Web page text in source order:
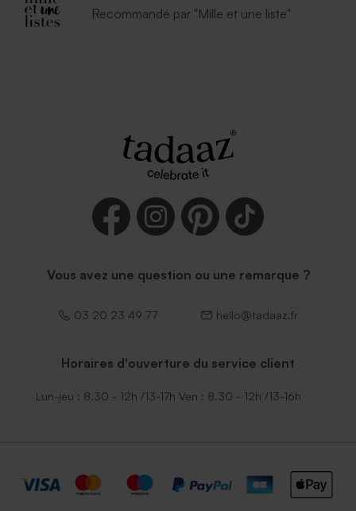
Recommandé par "Mille et une liste"
Vous avez une question ou une remarque ?
03 20 23 49 77 hello@tadaaz.fr
Horaires d'ouverture du service client
Lun-jeu : 8.30 - 12h /13-17h Ven : 8.30 - 12h /13-16h